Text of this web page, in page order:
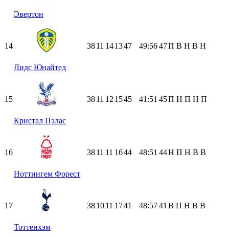
Эвертон
14
Лидс Юнайтед
3811 141347 49:5647П В Н В Н
15
Кристал Пэлас
3811 12 1545 41:51 45П Н П Н П
16
Ноттингем Форест
3811 11 1644 48:51 44Н П Н В В
17
Тоттенхэм
381011 1741 48:5741 В П Н В В